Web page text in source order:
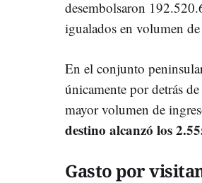
desembolsaron
igualados en volumen
En el conjunto
únicamente por detrás
mayor volumen de
destino alcanzó los
Gasto por